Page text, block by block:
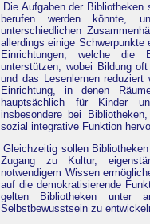
Die Aufgaben der
berufen werden könnte,
unterschiedlichen
allerdings einige
Einrichtungen, welche die
unterstützen, wobei Bildung
und das Lesenlernen
Einrichtung, in denen
hauptsächlich für Kinder
insbesondere bei
sozial integrative Funktion
Gleichzeitig sollen
Zugang zu Kultur,
notwendigem Wissen
auf die demokratisierende
gelten Bibliotheken
Selbstbewusstsein zu